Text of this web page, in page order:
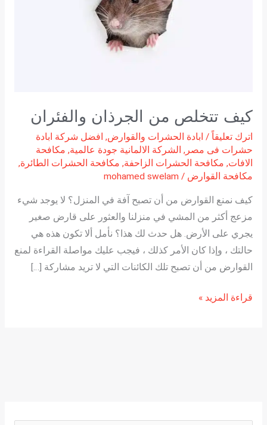
كيف تتخلص من الجرذان والفئران
اترك تعليقاً / ابادة الحشرات والقوارض, افضل شركة ابادة
حشرات فى مصر , الشركة الالمانية جودة عالمية, مكافحة
الافات, مكافحة الحشرات الزاحفة, مكافحة الحشرات الطائرة,
مكافحة القوارض /
mohamed swelam
كيف نمنع القوارض من أن تصبح آفة في المنزل؟ لا يوجد شيء
مزعج أكثر من المشي في منزلنا والعثور على قارض صغير
يجري على الأرض. هل حدث لك هذا؟ نأمل ألا تكون هذه هي
حالتك ، وإذا كان الأمر كذلك ، فيجب عليك مواصلة القراءة لمنع
القوارض من أن تصبح تلك الكائنات التي لا تريد مشاركة […]
قراءة المزيد »